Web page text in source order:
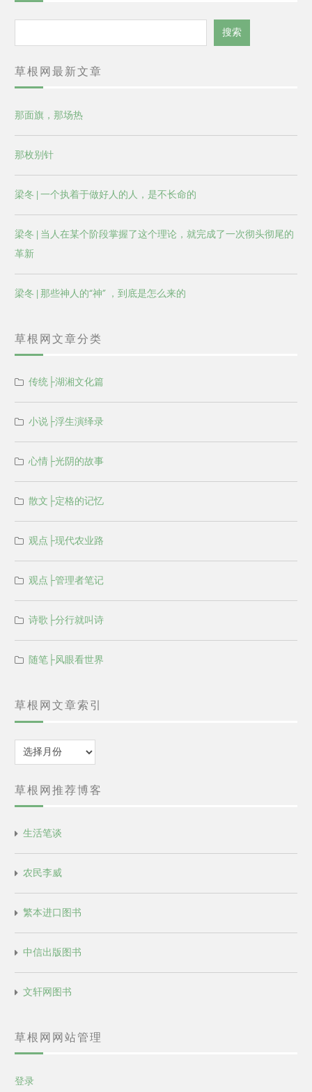
索
搜索
草根网最新文章
那面旗，那场热
那枚别针
梁冬 | 一个执着于做好人的人，是不长命的
梁冬 | 当人在某个阶段掌握了这个理论，就完成了一次彻头彻尾的
革新
梁冬 | 那些神人的“神” ，到底是怎么来的
草根网文章分类
传统├湖湘文化篇
小说├浮生演绎录
心情├光阴的故事
散文├定格的记忆
观点├现代农业路
观点├管理者笔记
诗歌├分行就叫诗
随笔├风眼看世界
草根网文章索引
归
档
草根网推荐博客
生活笔谈
农民李威
繁本进口图书
中信出版图书
文轩网图书
草根网网站管理
登录